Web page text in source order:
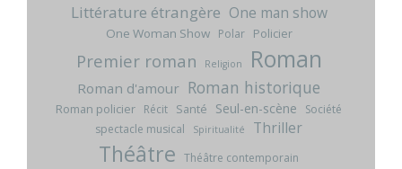
Littérature étrangère One man show
One Woman Show Polar Policier
Premier roman Religion Roman
Roman d'amour Roman historique
Roman policier Récit Santé Seul-en-scène
Société
spectacle musical
Spiritualité Thriller
Théâtre Théâtre contemporain